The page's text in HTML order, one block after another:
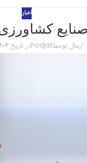
اخبار
صنایع
ارسال توسطhodjatدر تاریخ 1404-09-10